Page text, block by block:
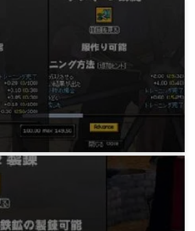
き。聞かぬは一生の恥。
18年前
フ。賢明＆器用タイトル。